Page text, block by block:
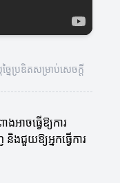
ៃប្រឌិតសម្រាប់សេចក្តី
ងអាចធ្វើឱ្យការ
ងជួយឱ្យអ្នកធ្វើការ